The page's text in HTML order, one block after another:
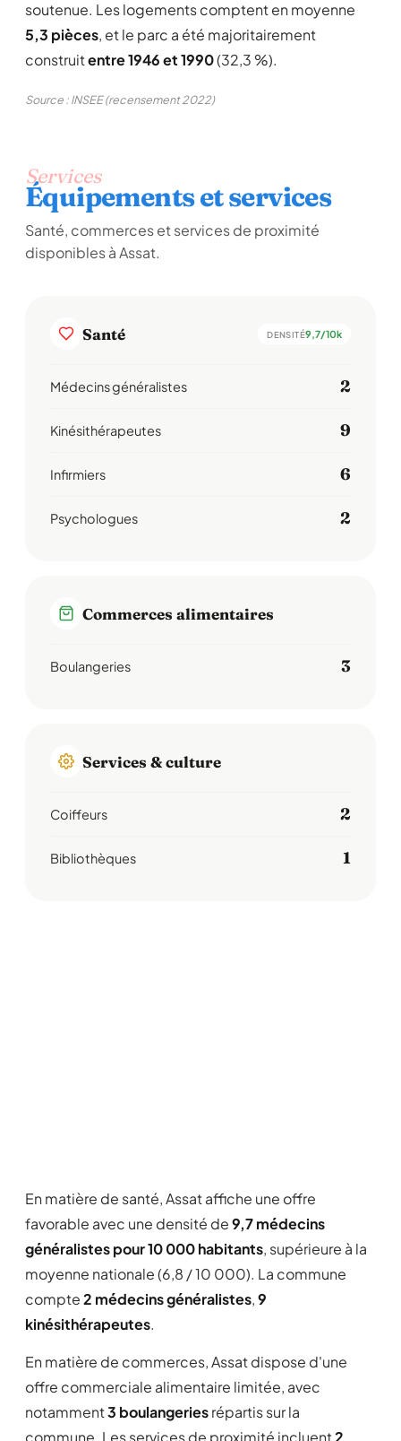
soutenue. Les logements comptent en moyenne
5,3 pièces, et le parc a été majoritairement
construitentre 1946 et 1990(32,3 %).
Source : INSEE (recensement 2022)
Services
Équipements et services
Santé, commerces et services de proximité
disponibles à Assat.
Santé DENSITÉ9,7/10k
Médecins généralistes 2
Kinésithérapeutes 9
Infirmiers 6
Psychologues 2
Commerces alimentaires
Boulangeries 3
Services & culture
Coiffeurs 2
Bibliothèques 1
En matière de santé, Assat affiche une offre
favorable avec une densité de9,7 médecins
généralistes pour 10 000 habitants, supérieure à la
moyenne nationale (6,8 / 10 000). La commune
compte2 médecins généralistes,9
kinésithérapeutes.
En matière de commerces, Assat dispose d'une
offre commerciale alimentaire limitée, avec
notamment3 boulangeriesrépartis sur la
commune. Les services de proximité incluent2